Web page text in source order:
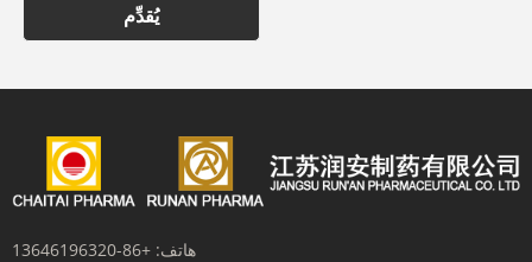
يُقدِّم
هاتف: +86-13646196320